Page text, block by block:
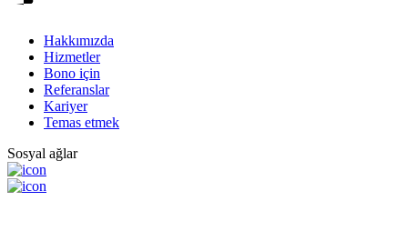
Hakkımızda
Hizmetler
Bono için
Referanslar
Kariyer
Temas etmek
Sosyal ağlar